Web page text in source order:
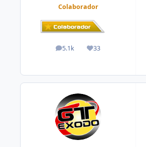
Colaborador
5.1k
posts 33
Reputação